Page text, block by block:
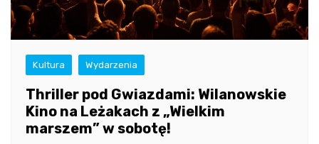
Kultura Wydarzenia
Thriller pod Gwiazdami: Wilanowskie
Kino na Leżakach z „Wielkim
marszem” w sobotę!